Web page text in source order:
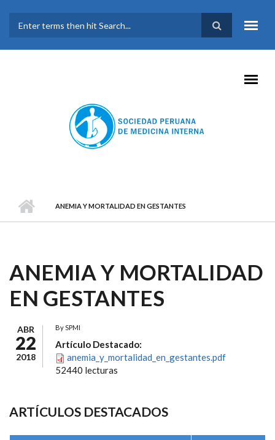
FORMULARIO DE
BÚSQUEDA
ANEMIA Y MORTALIDAD EN GESTANTES
ANEMIA Y MORTALIDAD
EN GESTANTES
ABR
22
2018
BySPMI
Artículo Destacado:
anemia_y_mortalidad_en_gestantes.pdf
52440 lecturas
ARTÍCULOS DESTACADOS